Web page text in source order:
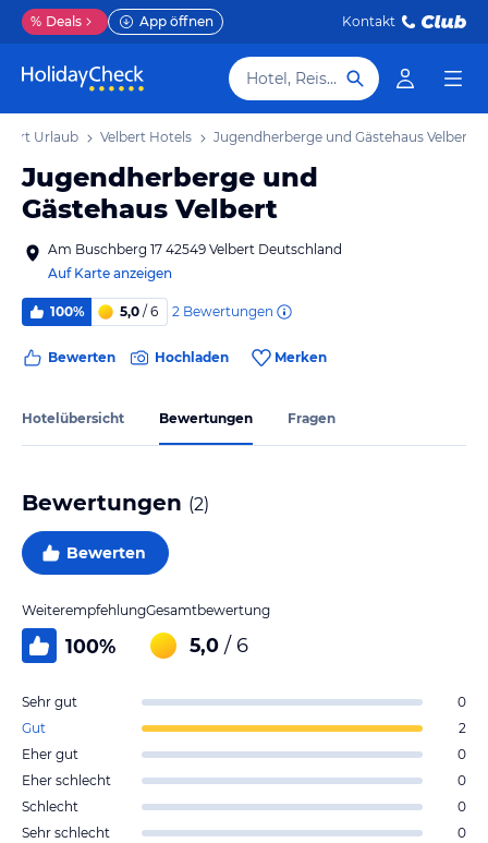
% Deals App öffnen Kontakt
Hotel, Reiseziel
Urlaub Velbert Hotels Jugendherberge und Gästehaus Velbert
Jugendherberge und
Gästehaus Velbert
Am Buschberg 17 42549 Velbert Deutschland
Auf Karte anzeigen
100% 5,0 / 6 2 Bewertungen
Bewerten Hochladen Merken
Hotelübersicht Bewertungen Fragen
Bewertungen (2)
Bewerten
Weiterempfehlung
100%
Gesamtbewertung
5,0 / 6
Sehr gut
0
Gut
2
Eher gut
0
Eher schlecht
0
Schlecht
0
Sehr schlecht
0